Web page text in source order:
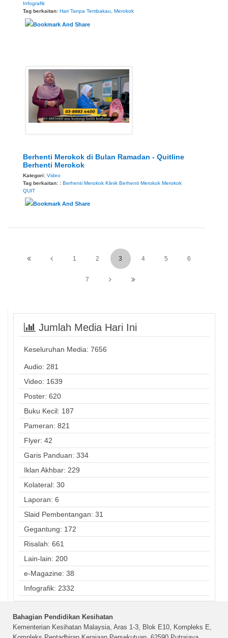
Infografik
Tag berkaitan: Hari Tanpa Tembakau, Merokok
Berhenti Merokok di Bulan Ramadan - Quitline
Berhenti Merokok
Kategori: Video
Tag berkaitan: : Berhenti Merokok Klinik Berhenti Merokok Merokok
QUIT
1 2 3 4 5 6
7
Jumlah Media Hari Ini
Keseluruhan Media: 7656
Audio: 281
Video: 1639
Poster: 620
Buku Kecil: 187
Pameran: 821
Flyer: 42
Garis Panduan: 334
Iklan Akhbar: 229
Kolateral: 30
Laporan: 6
Slaid Pembentangan: 31
Gegantung: 172
Risalah: 661
Lain-lain: 200
e-Magazine: 38
Infografik: 2332
Bahagian Pendidikan Kesihatan
Kementerian Kesihatan Malaysia, Aras 1-3, Blok E10, Kompleks E,